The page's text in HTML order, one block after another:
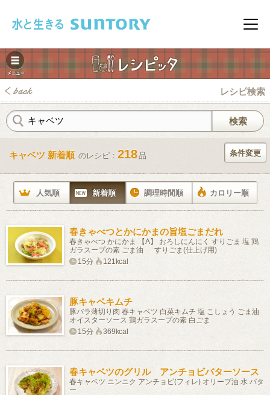
メニ
レシピ検索
キャベツ 新着順 のレシピ： 218品 条件変更
人気順 新着順 調理時間順 カロリー順
春きゃべつとかにかまの旨塩ごまだれ
春きゃべつ かにかま 【A】 おろしにんにく すりごま 塩 鶏
ガラスープの素 ごま油 すりごま(仕上げ用)
15分
121kcal
豚キャベキムチ
豚バラ薄切り肉 春キャベツ 白菜キムチ 塩 こしょう ごま油
オイスターソース 鶏ガラスープの素 白ごま
15分
369kcal
春キャベツのグリル アンチョビバターソース
春キャベツ ニンニク アンチョビ(フィレ) オリーブ油 水 バタ
ー